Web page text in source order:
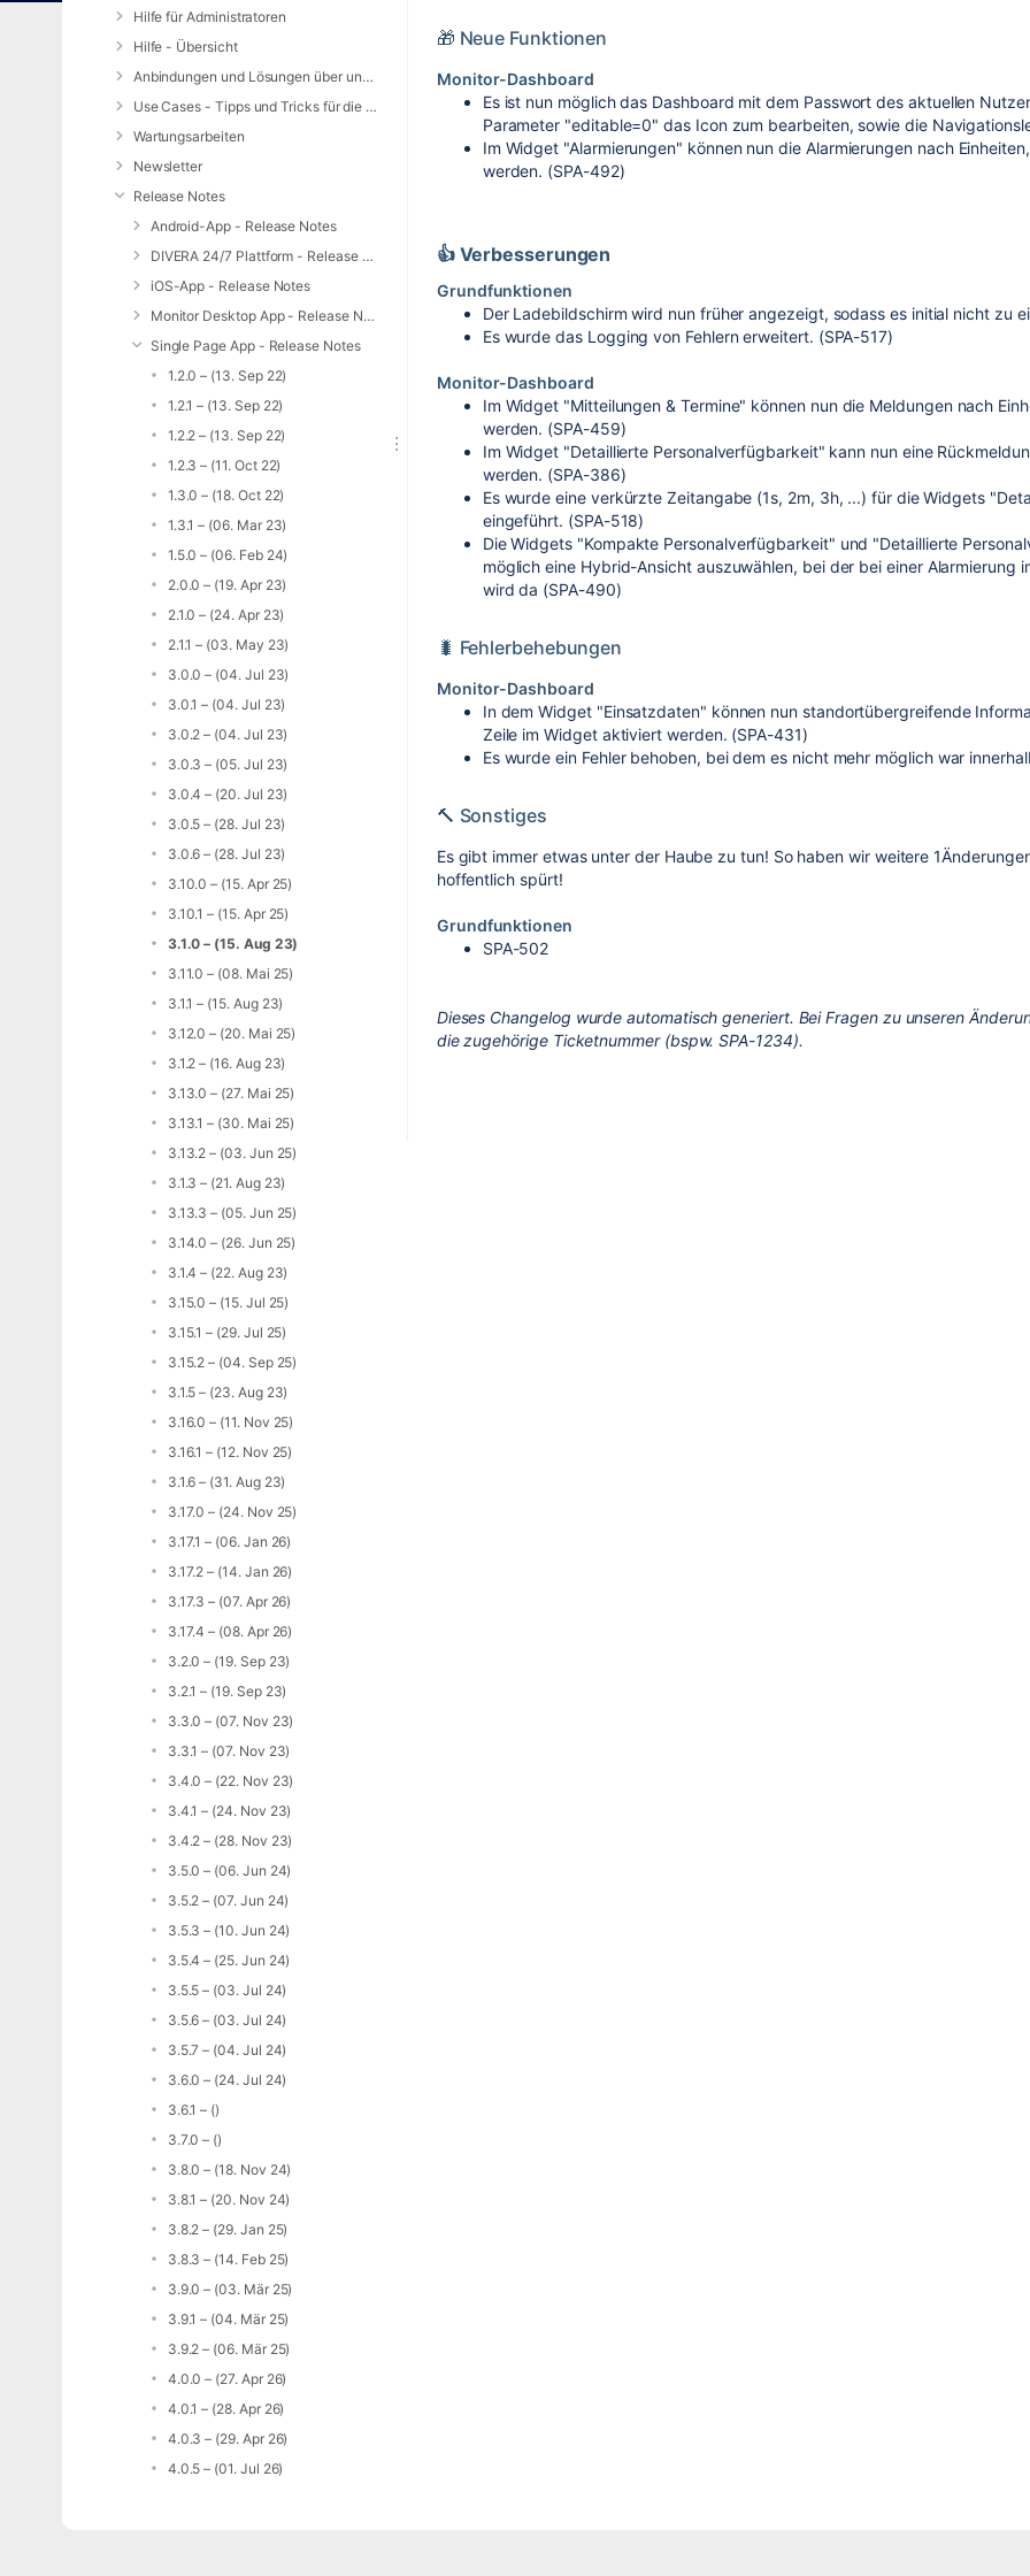
Hilfe für Administratoren
Hilfe - Übersicht
Anbindungen und Lösungen über unsere Web-Schnittstelle (REST-API)
Use Cases - Tipps und Tricks für die Anwendung von DIVERA 24/7
Wartungsarbeiten
Newsletter
Release Notes
Android-App - Release Notes
DIVERA 24/7 Plattform - Release Notes
iOS-App - Release Notes
Monitor Desktop App - Release Notes
Single Page App - Release Notes
1.2.0 – (13. Sep 22)
1.2.1 – (13. Sep 22)
1.2.2 – (13. Sep 22)
1.2.3 – (11. Oct 22)
1.3.0 – (18. Oct 22)
1.3.1 – (06. Mar 23)
1.5.0 – (06. Feb 24)
2.0.0 – (19. Apr 23)
2.1.0 – (24. Apr 23)
2.1.1 – (03. May 23)
3.0.0 – (04. Jul 23)
3.0.1 – (04. Jul 23)
3.0.2 – (04. Jul 23)
3.0.3 – (05. Jul 23)
3.0.4 – (20. Jul 23)
3.0.5 – (28. Jul 23)
3.0.6 – (28. Jul 23)
3.10.0 – (15. Apr 25)
3.10.1 – (15. Apr 25)
3.1.0 – (15. Aug 23)
3.11.0 – (08. Mai 25)
3.1.1 – (15. Aug 23)
3.12.0 – (20. Mai 25)
3.1.2 – (16. Aug 23)
3.13.0 – (27. Mai 25)
3.13.1 – (30. Mai 25)
3.13.2 – (03. Jun 25)
3.1.3 – (21. Aug 23)
3.13.3 – (05. Jun 25)
3.14.0 – (26. Jun 25)
3.1.4 – (22. Aug 23)
3.15.0 – (15. Jul 25)
3.15.1 – (29. Jul 25)
3.15.2 – (04. Sep 25)
3.1.5 – (23. Aug 23)
3.16.0 – (11. Nov 25)
3.16.1 – (12. Nov 25)
3.1.6 – (31. Aug 23)
3.17.0 – (24. Nov 25)
3.17.1 – (06. Jan 26)
3.17.2 – (14. Jan 26)
3.17.3 – (07. Apr 26)
3.17.4 – (08. Apr 26)
3.2.0 – (19. Sep 23)
3.2.1 – (19. Sep 23)
3.3.0 – (07. Nov 23)
3.3.1 – (07. Nov 23)
3.4.0 – (22. Nov 23)
3.4.1 – (24. Nov 23)
3.4.2 – (28. Nov 23)
3.5.0 – (06. Jun 24)
3.5.2 – (07. Jun 24)
3.5.3 – (10. Jun 24)
3.5.4 – (25. Jun 24)
3.5.5 – (03. Jul 24)
3.5.6 – (03. Jul 24)
3.5.7 – (04. Jul 24)
3.6.0 – (24. Jul 24)
3.6.1 – ()
3.7.0 – ()
3.8.0 – (18. Nov 24)
3.8.1 – (20. Nov 24)
3.8.2 – (29. Jan 25)
3.8.3 – (14. Feb 25)
3.9.0 – (03. Mär 25)
3.9.1 – (04. Mär 25)
3.9.2 – (06. Mär 25)
4.0.0 – (27. Apr 26)
4.0.1 – (28. Apr 26)
4.0.3 – (29. Apr 26)
4.0.5 – (01. Jul 26)
🎁 Neue Funktionen
Monitor-Dashboard
Es ist nun möglich das Dashboard mit dem Passwort des aktuellen
Parameter "editable=0" das Icon zum bearbeiten, sowie die
Im Widget "Alarmierungen" können nun die Alarmierungen nach
werden. (SPA-492)
👍 Verbesserungen
Grundfunktionen
Der Ladebildschirm wird nun früher angezeigt, sodass es initial nicht zu
Es wurde das Logging von Fehlern erweitert. (SPA-517)
Monitor-Dashboard
Im Widget "Mitteilungen & Termine" können nun die Meldungen nach
werden. (SPA-459)
Im Widget "Detaillierte Personalverfügbarkeit" kann nun eine
werden. (SPA-386)
Es wurde eine verkürzte Zeitangabe (1s, 2m, 3h, ...) für die Widgets
eingeführt. (SPA-518)
Die Widgets "Kompakte Personalverfügbarkeit" und "Detaillierte
möglich eine Hybrid-Ansicht auszuwählen, bei der bei einer
wird da (SPA-490)
🐛 Fehlerbehebungen
Monitor-Dashboard
In dem Widget "Einsatzdaten" können nun standortübergreifende
Zeile im Widget aktiviert werden. (SPA-431)
Es wurde ein Fehler behoben, bei dem es nicht mehr möglich war
🔨 Sonstiges
Es gibt immer etwas unter der Haube zu tun! So haben wir weitere1
hoffentlich spürt!
Grundfunktionen
SPA-502
Dieses Changelog wurde automatisch generiert. Bei Fragen zu unseren
die zugehörige Ticketnummer (bspw. SPA-1234).